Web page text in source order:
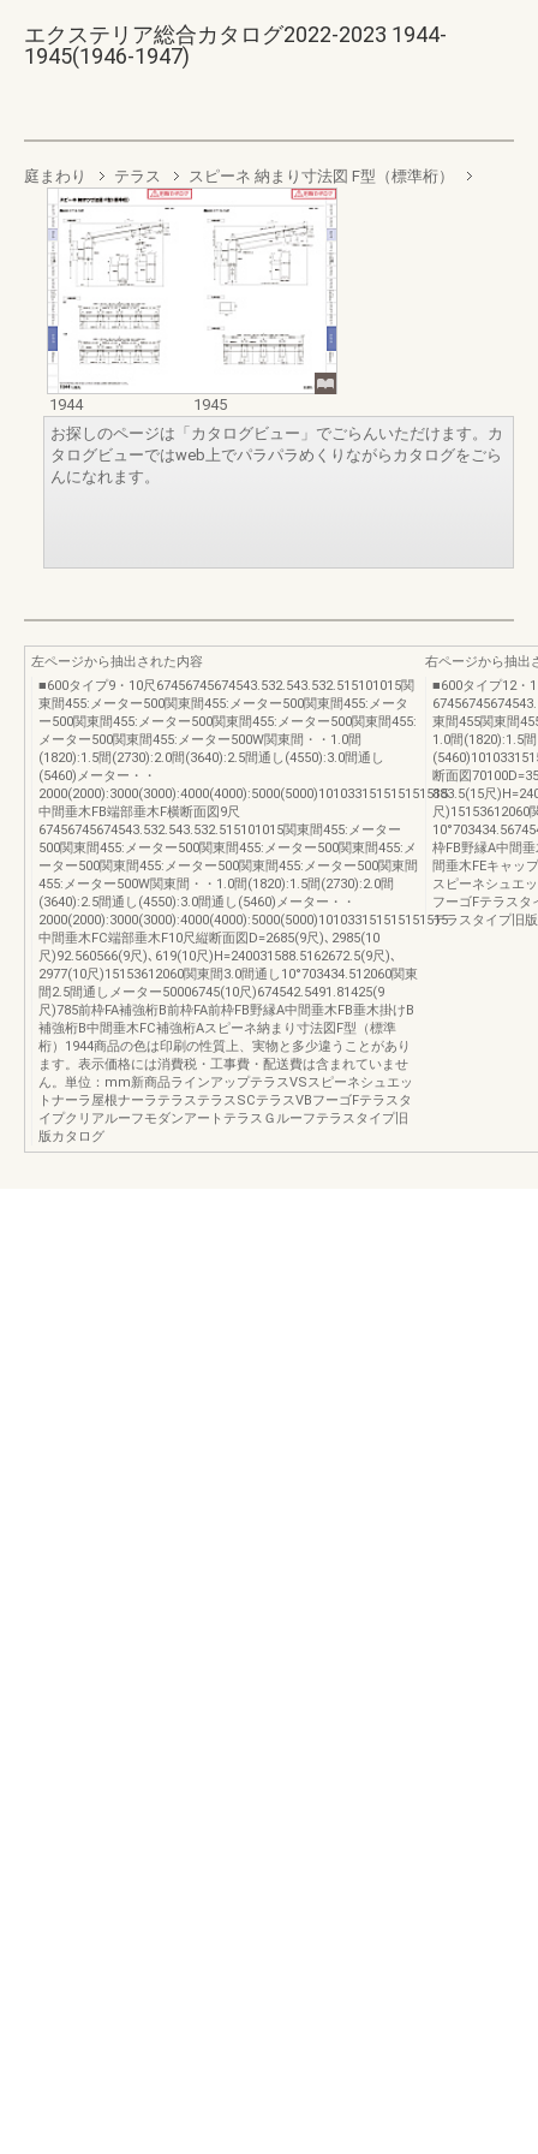
エクステリア総合カタログ2022-2023 1944-
1945(1946-1947)
庭まわり テラス スピーネ 納まり寸法図 F型（標準桁）
1944
1945
お探しのページは「カタログビュー」でごらんいただけます。カ
タログビューではweb上でパラパラめくりながらカタログをごら
んになれます。
左ページから抽出された内容
■600タイプ9・10尺67456745674543.532.543.532.515101015関
東間455:メーター500関東間455:メーター500関東間455:メータ
ー500関東間455:メーター500関東間455:メーター500関東間455:
メーター500関東間455:メーター500W関東間・・1.0間
(1820):1.5間(2730):2.0間(3640):2.5間通し(4550):3.0間通し
(5460)メーター・・
2000(2000):3000(3000):4000(4000):5000(5000)101033151515151515
中間垂木FB端部垂木F横断面図9尺
67456745674543.532.543.532.515101015関東間455:メーター
500関東間455:メーター500関東間455:メーター500関東間455:メ
ーター500関東間455:メーター500関東間455:メーター500関東間
455:メーター500W関東間・・1.0間(1820):1.5間(2730):2.0間
(3640):2.5間通し(4550):3.0間通し(5460)メーター・・
2000(2000):3000(3000):4000(4000):5000(5000)101033151515151515
中間垂木FC端部垂木F10尺縦断面図D=2685(9尺)､2985(10
尺)92.560566(9尺)､619(10尺)H=240031588.5162672.5(9尺)､
2977(10尺)15153612060関東間3.0間通し10°703434.512060関東
間2.5間通しメーター50006745(10尺)674542.5491.81425(9
尺)785前枠FA補強桁B前枠FA前枠FB野縁A中間垂木FB垂木掛けB
補強桁B中間垂木FC補強桁Aスピーネ納まり寸法図F型（標準
桁）1944商品の色は印刷の性質上、実物と多少違うことがあり
ます。表示価格には消費税・工事費・配送費は含まれていませ
ん。単位：mm新商品ラインアップテラスVSスピーネシュエッ
トナーラ屋根ナーラテラステラスSCテラスVBフーゴFテラスタ
イプクリアルーフモダンアートテラスＧルーフテラスタイプ旧
版カタログ
右ページから抽出
■600タイプ12・
東間455関東間
1.0間(1820):1.5
断面図
883.5(15尺
尺)15153612060
枠FB野縁A中間
間垂木FEキャッ
スピーネシュエ
フーゴFテラスタ
テラスタイプ旧